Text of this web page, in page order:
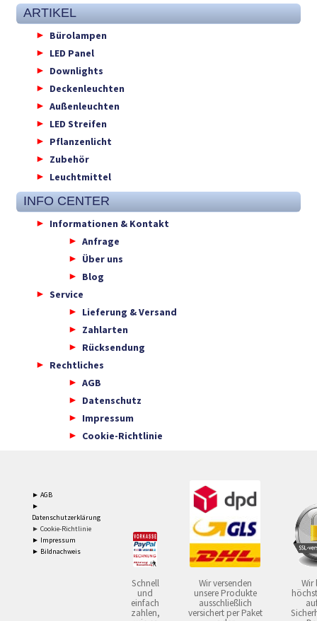
ARTIKEL
Bürolampen
LED Panel
Downlights
Deckenleuchten
Außenleuchten
LED Streifen
Pflanzenlicht
Zubehör
Leuchtmittel
INFO CENTER
Informationen & Kontakt
Anfrage
Über uns
Blog
Service
Lieferung & Versand
Zahlarten
Rücksendung
Rechtliches
AGB
Datenschutz
Impressum
Cookie-Richtlinie
► AGB
►
Datenschutzerklärung
► Cookie-Richtlinie
► Impressum
► Bildnachweis
Schnell
und
einfach
zahlen,
Wir versenden
unsere Produkte
ausschließlich
versichert per Paket
Wir